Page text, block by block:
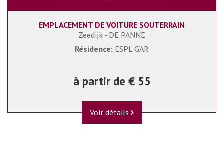
EMPLACEMENT DE VOITURE SOUTERRAIN
Zeedijk - DE PANNE
Résidence: ESPL GAR
à partir de € 55
Voir détails